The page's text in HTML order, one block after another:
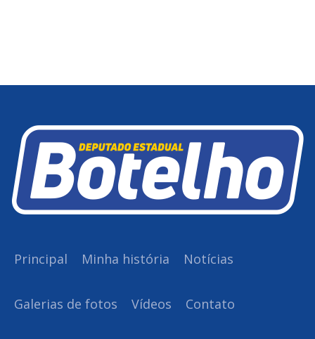
Principal Minha história Notícias
Galerias de fotos Vídeos Contato